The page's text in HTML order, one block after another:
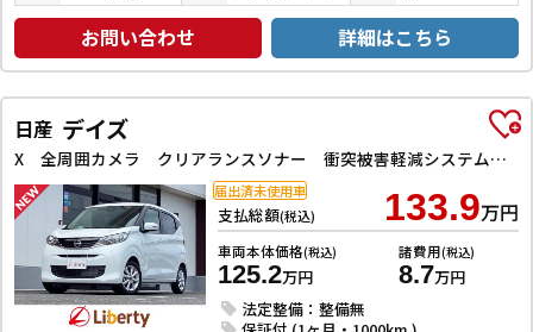
お問い合わせ 詳細はこちら
日産 デイズ
X 全周囲カメラ クリアランスソナー 衝突被害軽減システム オートライト スマートキー アイドリングストップ 電動格納ミラー ベンチシート CVT 盗難防止システム ABS ESC CD アルミホイール
支払総額(税込) 133.9万円
車両本体価格(税込)
125.2万円
諸費用(税込)
8.7万円
法定整備：整備無
届出済未使用車